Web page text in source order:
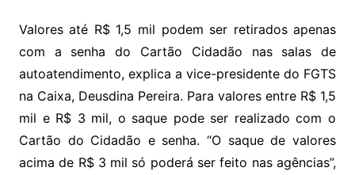
Valores até R$ 1,5 mil podem ser retirados apenas
com a senha do Cartão Cidadão nas salas de
autoatendimento, explica a vice-presidente do FGTS
na Caixa, Deusdina Pereira. Para valores entre R$ 1,5
mil e R$ 3 mil, o saque pode ser realizado com o
Cartão do Cidadão e senha. “O saque de valores
acima de R$ 3 mil só poderá ser feito nas agências”,